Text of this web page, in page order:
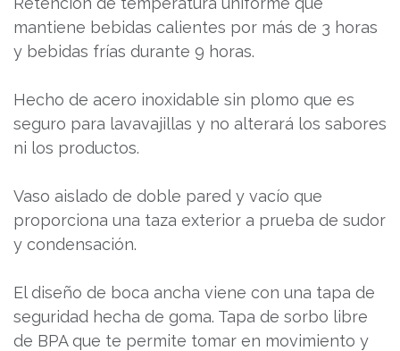
mantiene bebidas calientes por más de 3 horas
y bebidas frías durante 9 horas.
Hecho de acero inoxidable sin plomo que es
seguro para lavavajillas y no alterará los sabores
ni los productos.
Vaso aislado de doble pared y vacío que
proporciona una taza exterior a prueba de sudor
y condensación.
El diseño de boca ancha viene con una tapa de
seguridad hecha de goma. Tapa de sorbo libre
de BPA que te permite tomar en movimiento y